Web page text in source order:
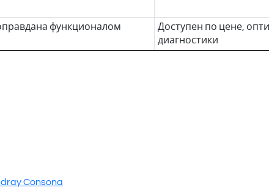
функционалом
Доступен по цене,
диагностики
Consona